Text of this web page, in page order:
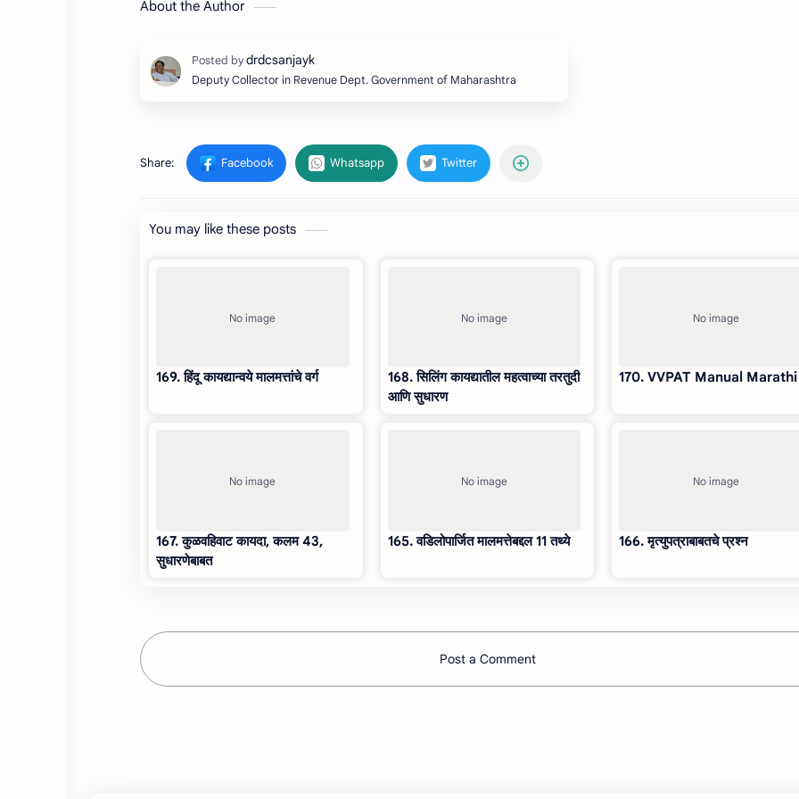
About the Author
Deputy Collector in Revenue Dept. Government of Maharashtra
You may like these posts
169. हिंदू कायद्यान्वये मालमत्तांचे वर्ग
168. सिलिंग कायद्यातील महत्वाच्या तरतुदी
आणि सुधारण
170. VVPAT Manual Marathi
167. कुळवहिवाट कायदा, कलम 43,
सुधारणेबाबत
165. वडिलोपार्जित मालमत्तेबद्दल 11 तथ्ये 166. मृत्युपत्राबाबतचे प्रश्न
Post a Comment